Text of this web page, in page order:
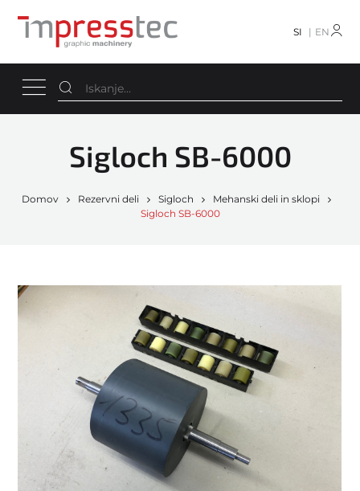
SI EN
Sigloch SB-6000
Domov Rezervni deli Sigloch
Mehanski deli in sklopi
Sigloch SB-6000